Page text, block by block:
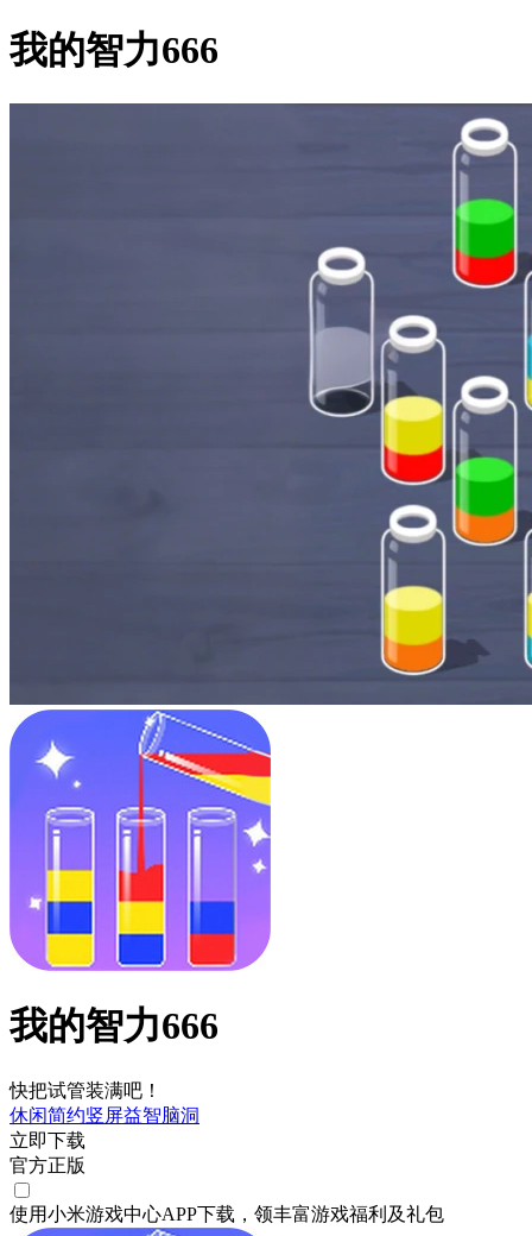
我的智力666
我的智力666
快把试管装满吧！
休闲简约竖屏益智脑洞
立即下载
官方正版
使用小米游戏中心APP下载 ，领丰富游戏福利 及礼包